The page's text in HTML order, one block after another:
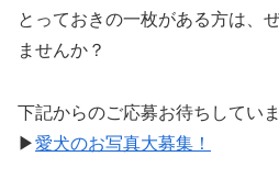
とっておきの一枚がある方は、
ませんか？
下記からのご応募お待ちしていま
▶︎愛犬のお写真大募集！